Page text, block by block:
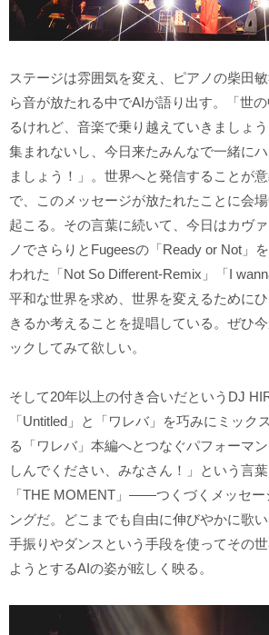
ステージは雰囲気を変え、ピアノの柴田
ら音が放たれる中でAIが語り出す。「世
るけれど、音楽で乗り越えていきましょ
集まれないし、今日来たみんなで一緒に
ましょう！」。世界へと発信することが
で、このメッセージが放たれたことに会
起こる。その言葉に続いて、今日はカヴ
ノでさらりとFugeesの「Ready or Not」
われた「Not So Different-Remix」「I
平和な世界を求め、世界を変えるために
きるか考えることを提唱している。ぜひ
ックしてみて欲しい。
そして20年以上の付き合いだというDJ
「Untitled」と「ワレバ」を巧みにミック
る「ワレバ」本編へとつなぐパフォーマ
しんでください、みなさん！」という言
「THE MOMENT」――つくづくメッセー
ングだ。どこまでも自由に伸びやかに歌
手振りやダンスという手段を使ってその
ようとするAIの姿が眩しく映る。